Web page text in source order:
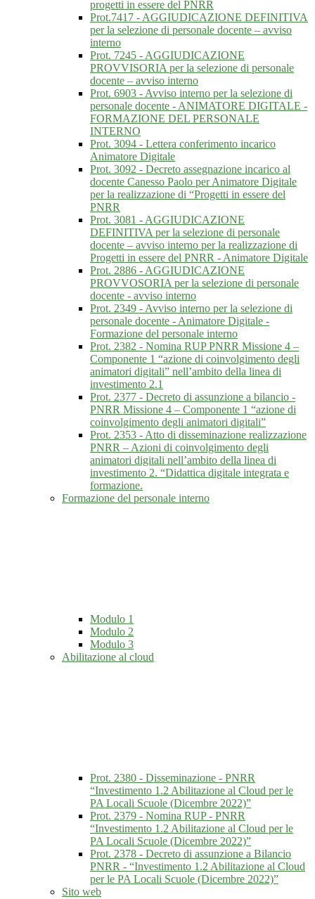
progetti in essere del PNRR
Prot.7417 - AGGIUDICAZIONE DEFINITIVA
per la selezione di personale docente – avviso
interno
Prot. 7245 - AGGIUDICAZIONE
PROVVISORIA per la selezione di personale
docente – avviso interno
Prot. 6903 - Avviso interno per la selezione di
personale docente - ANIMATORE DIGITALE -
FORMAZIONE DEL PERSONALE
INTERNO
Prot. 3094 - Lettera conferimento incarico
Animatore Digitale
Prot. 3092 - Decreto assegnazione incarico al
docente Canesso Paolo per Animatore Digitale
per la realizzazione di “Progetti in essere del
PNRR
Prot. 3081 - AGGIUDICAZIONE
DEFINITIVA per la selezione di personale
docente – avviso interno per la realizzazione di
Progetti in essere del PNRR - Animatore Digitale
Prot. 2886 - AGGIUDICAZIONE
PROVVOSORIA per la selezione di personale
docente - avviso interno
Prot. 2349 - Avviso interno per la selezione di
personale docente - Animatore Digitale -
Formazione del personale interno
Prot. 2382 - Nomina RUP PNRR Missione 4 –
Componente 1 “azione di coinvolgimento degli
animatori digitali” nell’ambito della linea di
investimento 2.1
Prot. 2377 - Decreto di assunzione a bilancio -
PNRR Missione 4 – Componente 1 “azione di
coinvolgimento degli animatori digitali”
Prot. 2353 - Atto di disseminazione realizzazione
PNRR – Azioni di coinvolgimento degli
animatori digitali nell’ambito della linea di
investimento 2. “Didattica digitale integrata e
formazione.
Formazione del personale interno
Modulo 1
Modulo 2
Modulo 3
Abilitazione al cloud
Prot. 2380 - Disseminazione - PNRR
“Investimento 1.2 Abilitazione al Cloud per le
PA Locali Scuole (Dicembre 2022)”
Prot. 2379 - Nomina RUP - PNRR
“Investimento 1.2 Abilitazione al Cloud per le
PA Locali Scuole (Dicembre 2022)”
Prot. 2378 - Decreto di assunzione a Bilancio
PNRR - “Investimento 1.2 Abilitazione al Cloud
per le PA Locali Scuole (Dicembre 2022)”
Sito web